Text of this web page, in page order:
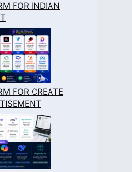
FOR INDIAN
FOR CREATE